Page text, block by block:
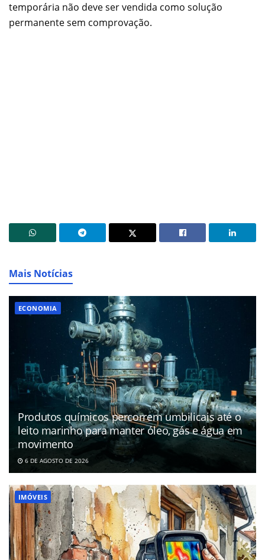
temporária não deve ser vendida como solução
permanente sem comprovação.
Mais Notícias
ECONOMIA
Produtos químicos percorrem umbilicais até o
leito marinho para manter óleo, gás e água em
movimento
6 DE AGOSTO DE 2026
IMÓVEIS